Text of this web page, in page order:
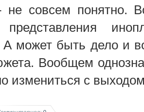
не совсем понятно.
представления
А может быть дело и
Вообщем
измениться с